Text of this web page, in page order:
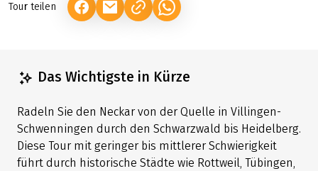
Tour teilen (LINK ÖFFNET IN NEUEM TAB)
(LINK ÖFFNET IN NEUEM TAB)
(LINK ÖFFNET IN NEUEM TAB)
Das Wichtigste in Kürze
Radeln Sie den Neckar von der Quelle in Villingen-
Schwenningen durch den Schwarzwald bis Heidelberg.
Diese Tour mit geringer bis mittlerer Schwierigkeit
führt durch historische Städte wie Rottweil, Tübingen,